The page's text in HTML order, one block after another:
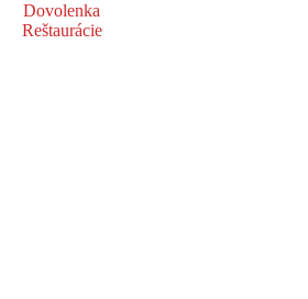
Dovolenka
Reštaurácie